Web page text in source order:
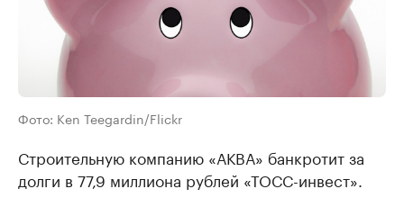
Фото: Ken Teegardin/Flickr
Строительную компанию «АКВА» банкротит за
долги в 77,9 миллиона рублей «ТОСС-инвест».